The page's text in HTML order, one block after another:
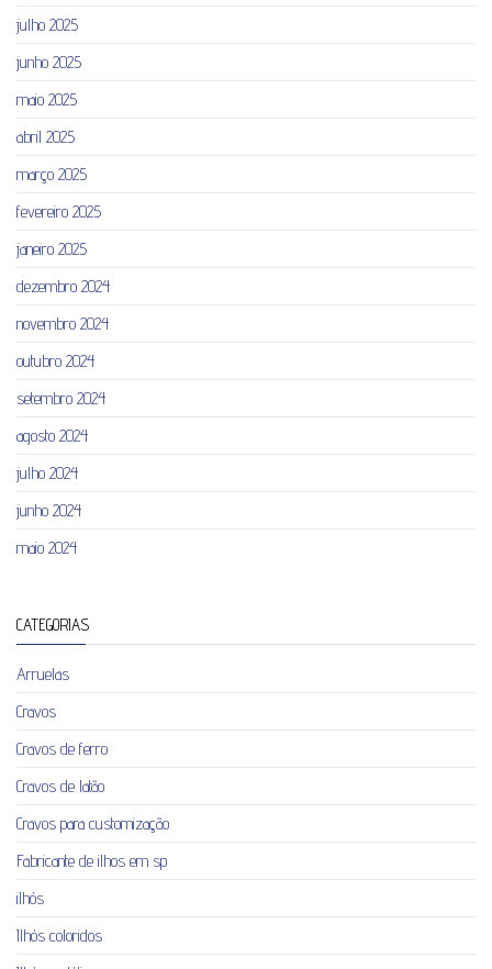
julho 2025
junho 2025
maio 2025
abril 2025
março 2025
fevereiro 2025
janeiro 2025
dezembro 2024
novembro 2024
outubro 2024
setembro 2024
agosto 2024
julho 2024
junho 2024
maio 2024
CATEGORIAS
Arruelas
Cravos
Cravos de ferro
Cravos de latão
Cravos para customização
Fabricante de ilhos em sp
ilhós
Ilhós coloridos